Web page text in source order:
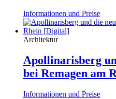
Informationen und Preise
Architektur
Apollinarisberg
bei Remagen am
Informationen und Preise